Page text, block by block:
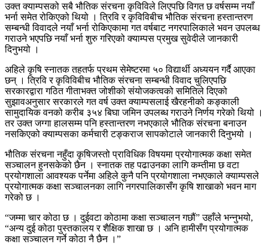
उक्त क्याम्पसको सबै भौतिक संरचना कृविविले लिएपछि विगत छ वर्षसम्म नयाँ
भर्ना समेत रोकिएको थियो । त्रिवि र कृविविबीच भौतिक संरचना हस्तान्तरण
सम्बन्धी विवादले नयाँ भर्ना रोकिएकामा गत वर्षबाट नगरपालिकाले भवन उपलब्ध
गराउने भएपछि नयाँ भर्ना शुरु गरिएको क्याम्पस प्रमुख सुवेदीले जानकारी
दिनुभयो ।
अहिले कृषि स्नातक तहतर्फ प्रथम सेमेष्टरमा ५० विद्यार्थी अध्ययन गर्दै आएका
छन् । त्रिवि र कृविविबीच भौतिक संरचना सम्बन्धी विवाद चुलिएपछि
सरकारद्वारा गठित गीताभक्त जोशीको संयोजकत्वको समितिले दिएको
सुझावअनुसार सरकारले गत वर्ष उक्त क्याम्पसलाई खैरहनीको कङ्काली
सामुदायिक वनको करीब ३५४ बिघा जमिन उपलब्ध गराउने निर्णय गरेको थियो ।
तर उक्त जग्गा हालसम्म पनि हस्तान्तरण नभएकाले भौतिक संरचना बनाउन
नसकिएको क्याम्पसका कर्मचारी टङ्कराज सापकोटाले जानकारी दिनुभयो ।
भौतिक संरचना नहुँदा कृषिजस्तो प्राविधिक विषयमा प्रयोगात्मक कक्षा समेत
सञ्चालन हुनसकेको छैन । स्नातक तह पढाउनका लागि कम्तीमा छ वटा
प्रयोगशाला आवश्यक पर्नेमा अहिले कुनै पनि प्रयोगशाला नभएकाले क्याम्पसले
प्रयोगात्मक कक्षा सञ्चालनका लागि नगरपालिकासँग कृषि शाखाको भवन माग
गरेको छ ।
“जम्मा चार कोठा छ । दुईवटा कोठामा कक्षा सञ्चालन गछौं” उहाँले भन्नुभयो,
“अन्य दुई कोठा पुस्तकालय र शैक्षिक शाखा छ । अनि हामीसँग प्रयोगात्मक
कक्षा सञ्चालन गर्ने कोठा नै छैन ।”